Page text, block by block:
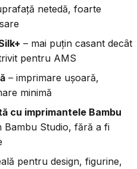
netedă, foarte
– mai puțin casant decât
pentru AMS
– imprimare ușoară,
minimă
cu imprimantele Bambu
Studio, fără a fi
pentru design, figurine,